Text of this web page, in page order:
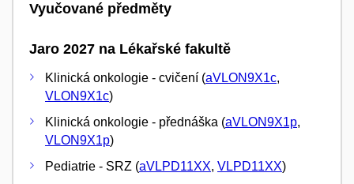
Vyučované předměty
Jaro 2027 na Lékařské fakultě
Klinická onkologie - cvičení (aVLON9X1c,
VLON9X1c)
Klinická onkologie - přednáška (aVLON9X1p,
VLON9X1p)
Pediatrie - SRZ (aVLPD11XX, VLPD11XX)